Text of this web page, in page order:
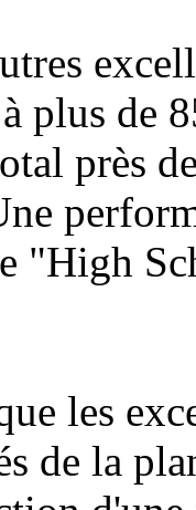
plus de
près
"High
les
de la